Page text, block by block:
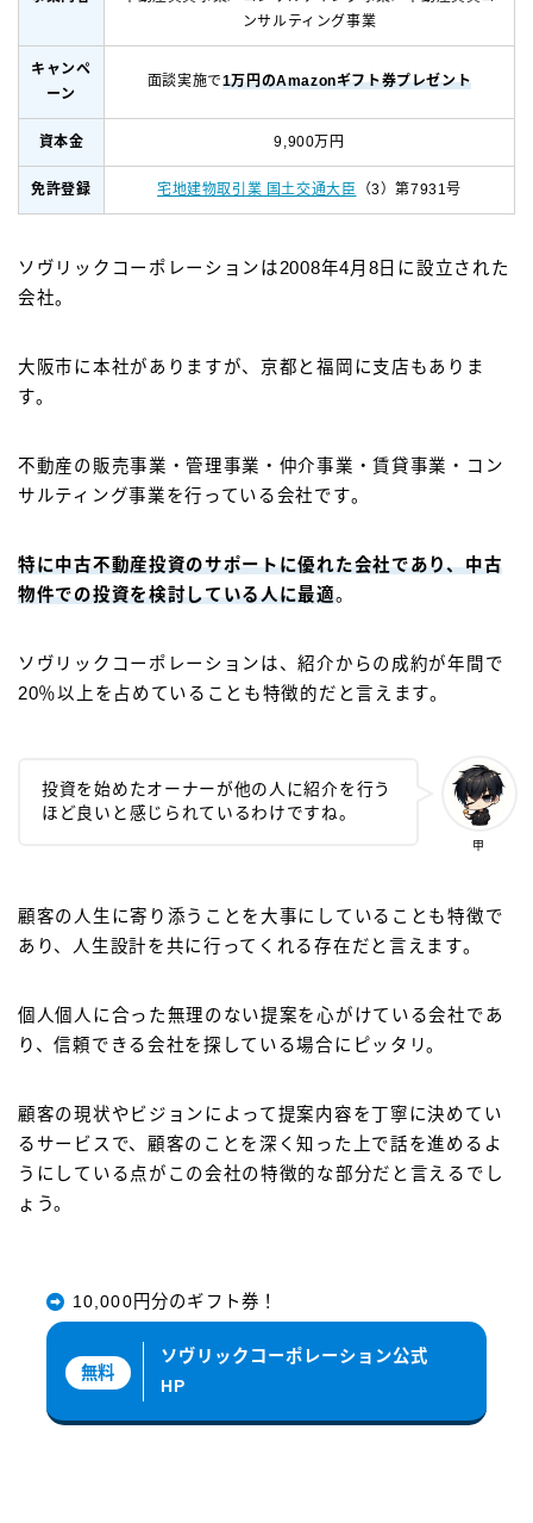
ンサルティング事業
キャンペ
ーン
面談実施で1万円のAmazonギフト券プレゼント
資本金 9,900万円
免許登録 宅地建物取引業 国土交通大臣 （3）第7931号
ソヴリックコーポレーションは2008年4月8日に設立された
会社。
大阪市に本社がありますが、京都と福岡に支店もありま
す。
不動産の販売事業・管理事業・仲介事業・賃貸事業・コン
サルティング事業を行っている会社です。
特に中古不動産投資のサポートに優れた会社であり、中古
物件での投資を検討している人に最適。
ソヴリックコーポレーションは、紹介からの成約が年間で
20％以上を占めていることも特徴的だと言えます。
甲
投資を始めたオーナーが他の人に紹介を行う
ほど良いと感じられているわけですね。
顧客の人生に寄り添うことを大事にしていることも特徴で
あり、人生設計を共に行ってくれる存在だと言えます。
個人個人に合った無理のない提案を心がけている会社であ
り、信頼できる会社を探している場合にピッタリ。
顧客の現状やビジョンによって提案内容を丁寧に決めてい
るサービスで、顧客のことを深く知った上で話を進めるよ
うにしている点がこの会社の特徴的な部分だと言えるでし
ょう。
10,000円分のギフト券！
無料
ソヴリックコーポレーション公式
HP